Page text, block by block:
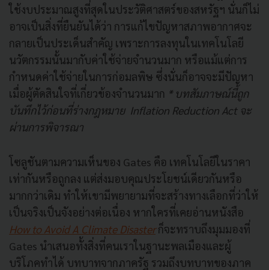
ใช้งบประมาณสูงที่สุดในประวัติศาสตร์ของสหรัฐฯ นั่นก็ไม่
อาจเป็นสิ่งที่ยืนยันได้ว่า การแก้ไขปัญหาสภาพอากาศจะ
กลายเป็นประเด็นสำคัญ เพราะการลงทุนในเทคโนโลยี
นวัตกรรมนั้นมากับค่าใช้จ่ายจำนวนมาก หรือแม้แต่การ
กำหนดค่าใช้จ่ายในการก่อมลพิษ ซึ่งนั่นก็อาจจะมีปัญหา
เมื่อผู้ตัดสินใจที่เกี่ยวข้องจำนวนมาก * บทสัมภาษณ์นี้ถูก
บันทึกไว้ก่อนที่ร่างกฎหมาย Inflation Reduction Act จะ
ผ่านการพิจารณา
โซลูชันตามความเห็นของ Gates คือ เทคโนโลยีในราคา
เท่ากันหรือถูกลง แต่ส่งมอบคุณประโยชน์เดียวกันหรือ
มากกว่าเดิม ทำให้เขามีพยายามที่จะสร้างทางเลือกที่ว่าให้
เป็นจริงเป็นจังอย่างต่อเนื่อง หากใครที่เคยอ่านหนังสือ
How to Avoid A Climate Disasterก็จะทราบถึงมุมมองที่
Gates นำเสนอทั้งสิ่งที่คนเราในฐานะพลเมืองและผู้
บริโภคทำได้ บทบาทจากภาครัฐ รวมถึงบทบาทของภาค